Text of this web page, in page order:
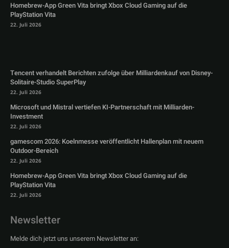
Homebrew-App Green Vita bringt Xbox Cloud Gaming auf die
PlayStation Vita
22. Juli 2026
Tencent verhandelt Berichten zufolge über Milliardenkauf von Disney-
Solitaire-Studio SuperPlay
22. Juli 2026
Microsoft und Mistral vertiefen KI-Partnerschaft mit Milliarden-
Investment
22. Juli 2026
gamescom 2026: Koelnmesse veröffentlicht Hallenplan mit neuem
Outdoor-Bereich
22. Juli 2026
Homebrew-App Green Vita bringt Xbox Cloud Gaming auf die
PlayStation Vita
22. Juli 2026
Newsletter
Melde dich jetzt uns unserem Newsletter an: